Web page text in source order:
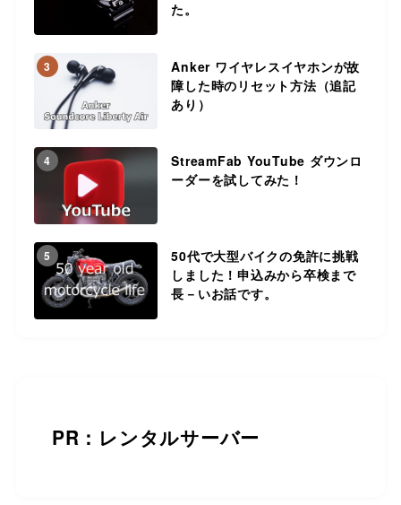
た。
3
Anker ワイヤレスイヤホンが故
障した時のリセット方法（追記
あり）
4
StreamFab YouTube ダウンロ
ーダーを試してみた！
5
50代で大型バイクの免許に挑戦
しました！申込みから卒検まで
長－いお話です。
PR：レンタルサーバー